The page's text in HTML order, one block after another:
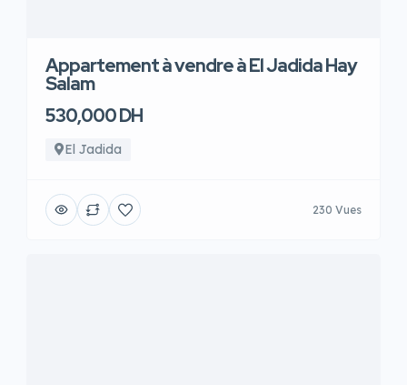
Appartement à vendre à El Jadida Hay
Salam
530,000 DH
El Jadida
230 Vues